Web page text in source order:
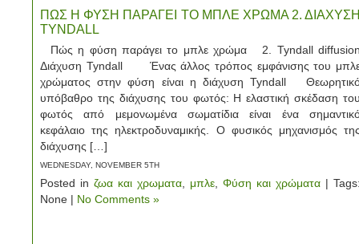
ΠΩΣ Η ΦΥΣΗ ΠΑΡΑΓΕΙ ΤΟ ΜΠΛΕ ΧΡΩΜΑ 2.
TYNDALL
Πώς η φύση παράγει το μπλε χρώμα 2. Tyndall
Διάχυση Tyndall Ένας άλλος τρόπος εμφάνισης του
χρώματος στην φύση είναι η διάχυση Tyndall
υπόβαθρο της διάχυσης του φωτός: Η ελαστική σκέδαση
φωτός από μεμονωμένα σωματίδια είναι ένα
κεφάλαιο της ηλεκτροδυναμικής. Ο φυσικός μηχανισμός
διάχυσης […]
WEDNESDAY, NOVEMBER 5TH
Posted in ζωα και χρωματα μπλε Φύση και χρώματα |
None | No Comments »